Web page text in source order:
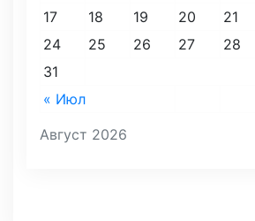
Август 2026
« Июл
17
18 19 20 21
24
25 26 27 28
31